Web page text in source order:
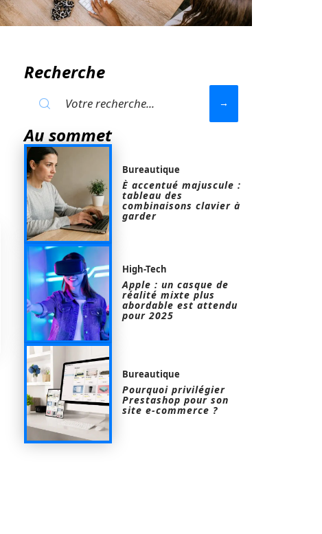
Recherche
Au sommet
Bureautique
È accentué majuscule :
tableau des
combinaisons clavier à
garder
High-Tech
Apple : un casque de
réalité mixte plus
abordable est attendu
pour 2025
Bureautique
Pourquoi privilégier
Prestashop pour son
site e-commerce ?